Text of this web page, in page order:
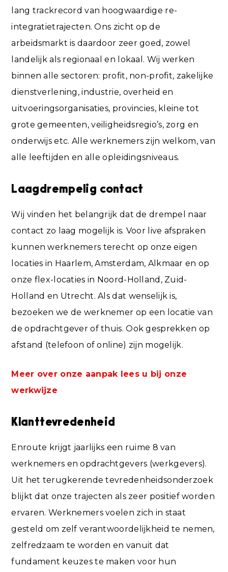
lang trackrecord van hoogwaardige re-
integratietrajecten. Ons zicht op de
arbeidsmarkt is daardoor zeer goed, zowel
landelijk als regionaal en lokaal. Wij werken
binnen alle sectoren: profit, non-profit, zakelijke
dienstverlening, industrie, overheid en
uitvoeringsorganisaties, provincies, kleine tot
grote gemeenten, veiligheidsregio’s, zorg en
onderwijs etc. Alle werknemers zijn welkom, van
alle leeftijden en alle opleidingsniveaus.
Laagdrempelig contact
Wij vinden het belangrijk dat de drempel naar
contact zo laag mogelijk is. Voor live afspraken
kunnen werknemers terecht op onze eigen
locaties in Haarlem, Amsterdam, Alkmaar en op
onze flex-locaties in Noord-Holland, Zuid-
Holland en Utrecht. Als dat wenselijk is,
bezoeken we de werknemer op een locatie van
de opdrachtgever of thuis. Ook gesprekken op
afstand (telefoon of online) zijn mogelijk.
Meer over onze aanpak lees u bij onze
werkwijze
Klanttevredenheid
Enroute krijgt jaarlijks een ruime 8 van
werknemers en opdrachtgevers (werkgevers).
Uit het terugkerende tevredenheidsonderzoek
blijkt dat onze trajecten als zeer positief worden
ervaren. Werknemers voelen zich in staat
gesteld om zelf verantwoordelijkheid te nemen,
zelfredzaam te worden en vanuit dat
fundament keuzes te maken voor hun